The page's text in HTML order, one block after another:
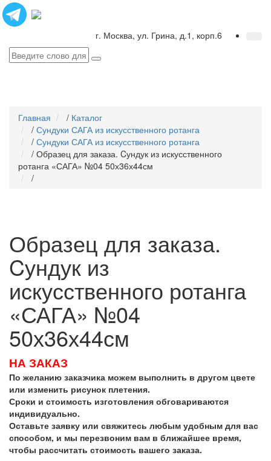
г. Москва, ул. Грина, д.1, корп.6
Главная / Каталог
/ Сундуки САГА из искусственного ротанга
/ Сундуки САГА из искусственного ротанга
/ Образец для заказа. Cундук из искусственного
ротанга «САГА» №04 50х36х44см
/
Образец для заказа.
Cундук из
искусственного ротанга
«САГА» №04
50х36х44см
НА ЗАКАЗ
По желанию заказчика можем выполнить в другом цвете
или изменить рисунок плетения.
Сроки и стоимость изготовления обговариваются
индивидуально.
Оставьте заявку или свяжитесь любым удобным для вас
способом, и мы перезвоним вам в ближайшее время,
чтобы рассчитать стоимость вашего заказа.